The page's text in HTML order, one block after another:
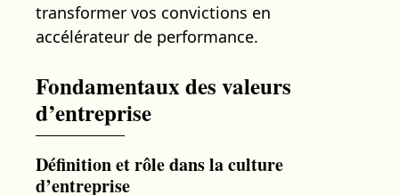
transformer vos convictions en
accélérateur de performance.
Fondamentaux des valeurs
d’entreprise
Définition et rôle dans la culture
d’entreprise